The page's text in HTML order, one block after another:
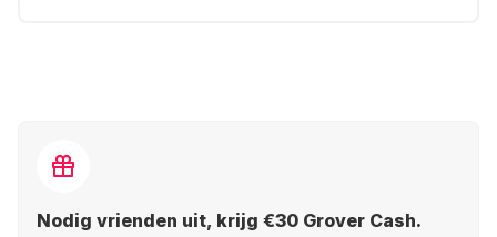
Nodig vrienden uit, krijg €30 Grover Cash.